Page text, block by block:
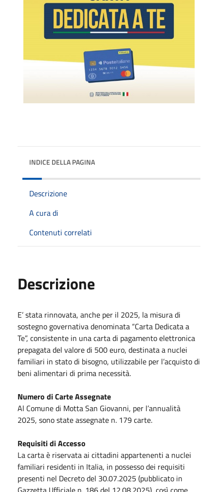
INDICE DELLA PAGINA
Descrizione
A cura di
Contenuti correlati
Descrizione
E’ stata rinnovata, anche per il 2025, la misura di
sostegno governativa denominata “Carta Dedicata a
Te”, consistente in una carta di pagamento elettronica
prepagata del valore di 500 euro, destinata a nuclei
familiari in stato di bisogno, utilizzabile per l’acquisto di
beni alimentari di prima necessità.
Numero di Carte Assegnate
Al Comune di Motta San Giovanni, per l’annualità
2025, sono state assegnate n. 179 carte.
Requisiti di Accesso
La carta è riservata ai cittadini appartenenti a nuclei
familiari residenti in Italia, in possesso dei requisiti
presenti nel Decreto del 30.07.2025 (pubblicato in